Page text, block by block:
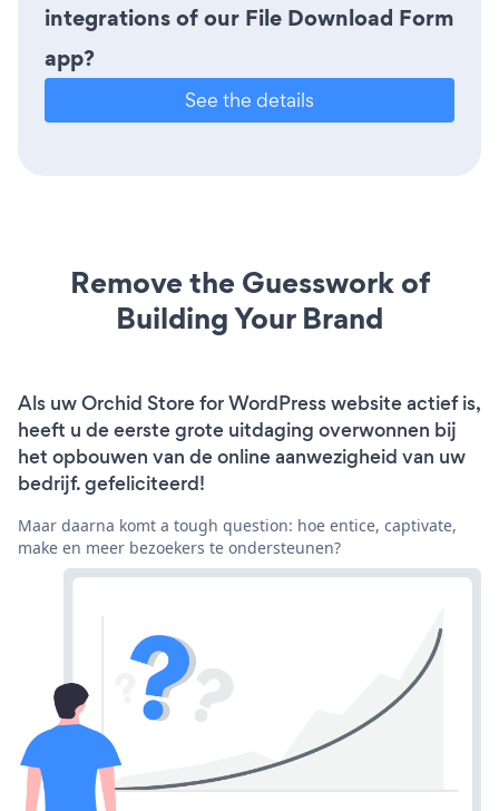
integrations of our File Download Form
app?
See the details
Remove the Guesswork of
Building Your Brand
Als uw Orchid Store for WordPress website actief is,
heeft u de eerste grote uitdaging overwonnen bij
het opbouwen van de online aanwezigheid van uw
bedrijf. gefeliciteerd!
Maar daarna komt a tough question: hoe entice, captivate,
make en meer bezoekers te ondersteunen?